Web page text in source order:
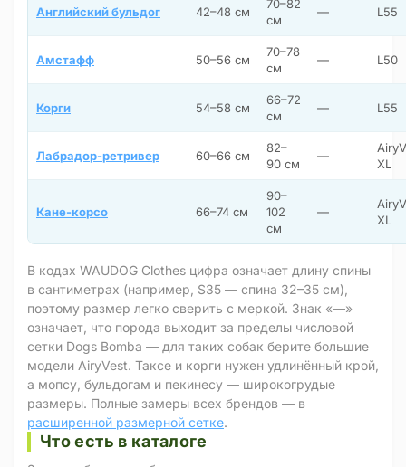
Английский бульдог 42–48 см
70–82
см
— L55
Амстафф 50–56 см
70–78
см
— L50
Корги 54–58 см
66–72
см
— L55
Лабрадор-ретривер 60–66 см
82–
90 см
—
XL
Кане-корсо 66–74 см
90–
102
см
—
XL
В кодах WAUDOG Clothes цифра означает длину спины
в сантиметрах (например, S35 — спина 32–35 см),
поэтому размер легко сверить с меркой. Знак «—»
означает, что порода выходит за пределы числовой
сетки Dogs Bomba — для таких собак берите большие
модели AiryVest. Таксе и корги нужен удлинённый крой,
а мопсу, бульдогам и пекинесу — широкогрудые
размеры. Полные замеры всех брендов — в
расширенной размерной сетке.
Что есть в каталоге